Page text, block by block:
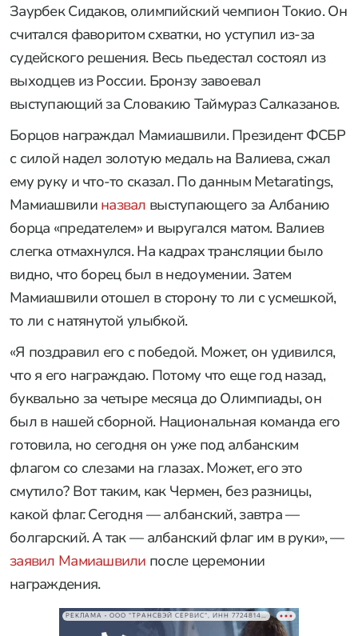
Заурбек Сидаков, олимпийский чемпион Токио. Он
считался фаворитом схватки, но уступил из-за
судейского решения. Весь пьедестал состоял из
выходцев из России. Бронзу завоевал
выступающий за Словакию Таймураз Салказанов.
Борцов награждал Мамиашвили. Президент ФСБР
с силой надел золотую медаль на Валиева, сжал
ему руку и что-то сказал. По данным Metaratings,
Мамиашвили назвал выступающего за Албанию
борца «предателем» и выругался матом. Валиев
слегка отмахнулся. На кадрах трансляции было
видно, что борец был в недоумении. Затем
Мамиашвили отошел в сторону то ли с усмешкой,
то ли с натянутой улыбкой.
«Я поздравил его с победой. Может, он удивился,
что я его награждаю. Потому что еще год назад,
буквально за четыре месяца до Олимпиады, он
был в нашей сборной. Национальная команда его
готовила, но сегодня он уже под албанским
флагом со слезами на глазах. Может, его это
смутило? Вот таким, как Чермен, без разницы,
какой флаг. Сегодня — албанский, завтра —
болгарский. А так — албанский флаг им в руки», —
заявил Мамиашвили после церемонии
награждения.
РЕКЛАМА • ООО "ТРАНСВЭЙ СЕРВИС", ИНН 7724814198